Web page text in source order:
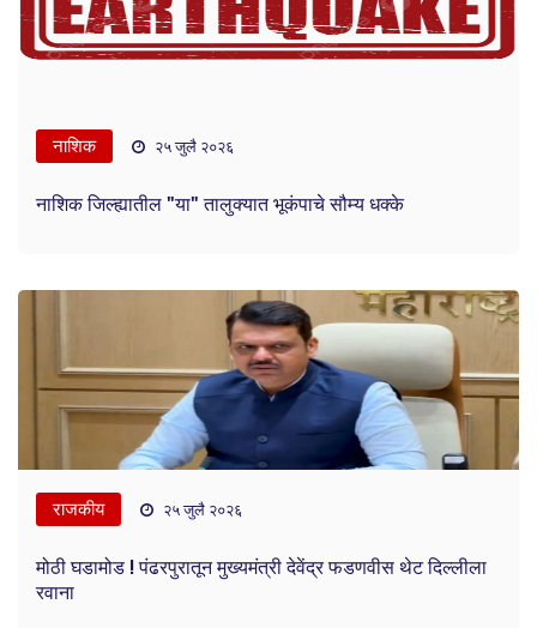
नाशिक २५ जुलै २०२६
नाशिक जिल्ह्यातील "या" तालुक्यात भूकंपाचे सौम्य धक्के
राजकीय २५ जुलै २०२६
मोठी घडामोड ! पंढरपुरातून मुख्यमंत्री देवेंद्र फडणवीस थेट दिल्लीला
रवाना